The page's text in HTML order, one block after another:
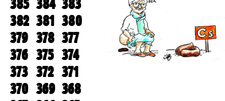
385 384 383
382 381 380
379 378 377
376 375 374
373 372 371
370 369 368